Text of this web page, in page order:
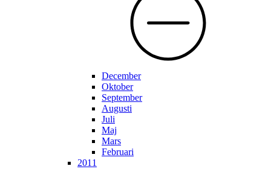
December
Oktober
September
Augusti
Juli
Maj
Mars
Februari
2011